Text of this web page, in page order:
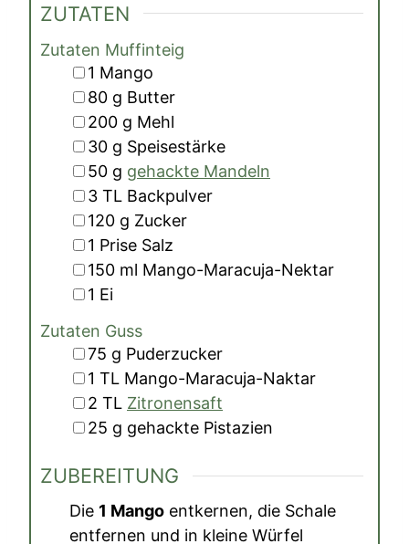
ZUTATEN
Zutaten Muffinteig
▢
1 Mango
▢
80 g Butter
▢
200 g Mehl
▢
30 g Speisestärke
▢
50 g gehackte Mandeln
▢
3 TL Backpulver
▢
120 g Zucker
▢
1 Prise Salz
▢
150 ml Mango-Maracuja-Nektar
▢
1 Ei
Zutaten Guss
▢
75 g Puderzucker
▢
1 TL Mango-Maracuja-Naktar
▢
2 TL Zitronensaft
▢
25 g gehackte Pistazien
ZUBEREITUNG
Die 1 Mango entkernen, die Schale
entfernen und in kleine Würfel